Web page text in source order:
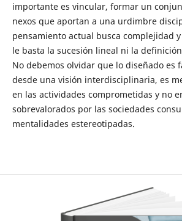
importante es vincular, formar un
nexos que aportan a una urdimbre
pensamiento actual busca complejidad
le basta la sucesión lineal ni la
No debemos olvidar que lo diseñado es
desde una visión interdisciplinaria, es
en las actividades comprometidas y no
sobrevalorados por las sociedades
mentalidades estereotipadas.